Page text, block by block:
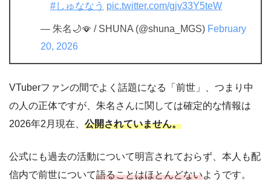
#しゅななう pic.twitter.com/gjv33Y5teW
— 朱名🌙🪭 / SHUNA (@shuna_MGS) February
20, 2026
VTuberファンの間でよく話題になる「前世」、つまり中
の人の正体ですが、朱名さんに関しては確定的な情報は
2026年2月現在、 公開されていません。
公式にも過去の活動について明言されておらず、本人も配
信内で前世について語ることはほとんどないようです。